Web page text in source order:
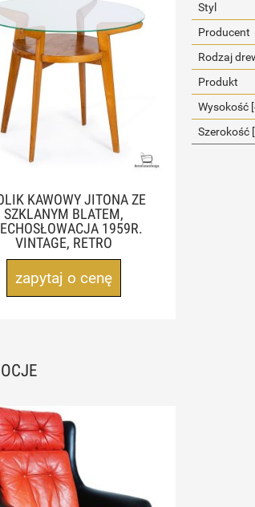
KAWOWY JITONA ZE
SZKLANYM BLATEM,
1959R.
VINTAGE, RETRO
zapytaj o cenę
Styl
Producent
Rodzaj
Produkt
Wysokość
Szerokość